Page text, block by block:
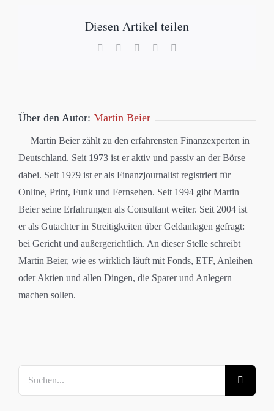
Diesen Artikel teilen
Facebook LinkedInWhatsApp
Über den Autor: Martin Beier
Martin Beier zählt zu den erfahrensten Finanzexperten in
Deutschland. Seit 1973 ist er aktiv und passiv an der Börse
dabei. Seit 1979 ist er als Finanzjournalist registriert für
Online, Print, Funk und Fernsehen. Seit 1994 gibt Martin
Beier seine Erfahrungen als Consultant weiter. Seit 2004 ist
er als Gutachter in Streitigkeiten über Geldanlagen gefragt:
bei Gericht und außergerichtlich. An dieser Stelle schreibt
Martin Beier, wie es wirklich läuft mit Fonds, ETF, Anleihen
oder Aktien und allen Dingen, die Sparer und Anlegern
machen sollen.